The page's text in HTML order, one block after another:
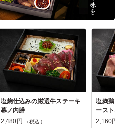
塩麹仕込みの厳選牛ステーキ
幕ノ内膳
2,480円
（税込）
塩麹鶏
ースト
2,160円